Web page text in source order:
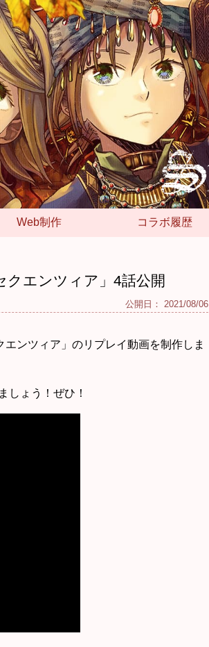
Web制作 コラボ履歴
クエンツィア」4話公開
公開日： 2021/08/06
ンツィア」のリプレイ動画を制作しま
しょう！ぜひ！